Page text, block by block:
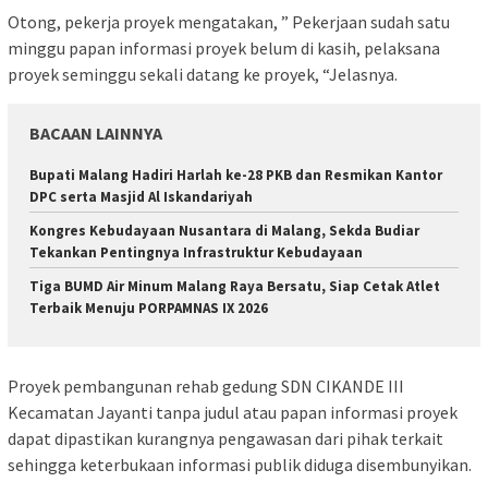
Otong, pekerja proyek mengatakan, ” Pekerjaan sudah satu
minggu papan informasi proyek belum di kasih, pelaksana
proyek seminggu sekali datang ke proyek, “Jelasnya.
BACAAN LAINNYA
Bupati Malang Hadiri Harlah ke-28 PKB dan Resmikan Kantor
DPC serta Masjid Al Iskandariyah
Kongres Kebudayaan Nusantara di Malang, Sekda Budiar
Tekankan Pentingnya Infrastruktur Kebudayaan
Tiga BUMD Air Minum Malang Raya Bersatu, Siap Cetak Atlet
Terbaik Menuju PORPAMNAS IX 2026
Proyek pembangunan rehab gedung SDN CIKANDE III
Kecamatan Jayanti tanpa judul atau papan informasi proyek
dapat dipastikan kurangnya pengawasan dari pihak terkait
sehingga keterbukaan informasi publik diduga disembunyikan.